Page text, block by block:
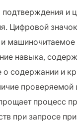
подтверждения и
Цифровой
и машиночитаемое
навыка,
о содержании и
проверяемой
процесс
при запросе